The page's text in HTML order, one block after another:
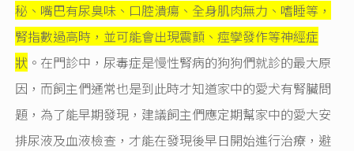
秘、嘴巴有尿臭味、口腔潰瘍、全身肌肉無力、嗜睡等，
腎指數過高時，並可能會出現震顫、痙孿發作等神經症
狀 。在門診中，尿毒症是慢性腎病的狗狗們就診的最大原
因，而飼主們通常也是到此時才知道家中的愛犬有腎臟問
題，為了能早期發現，建議飼主們應定期幫家中的愛大安
排尿液及血液檢查，才能在發現後早日開始進行治療，避